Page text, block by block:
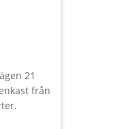
21
från